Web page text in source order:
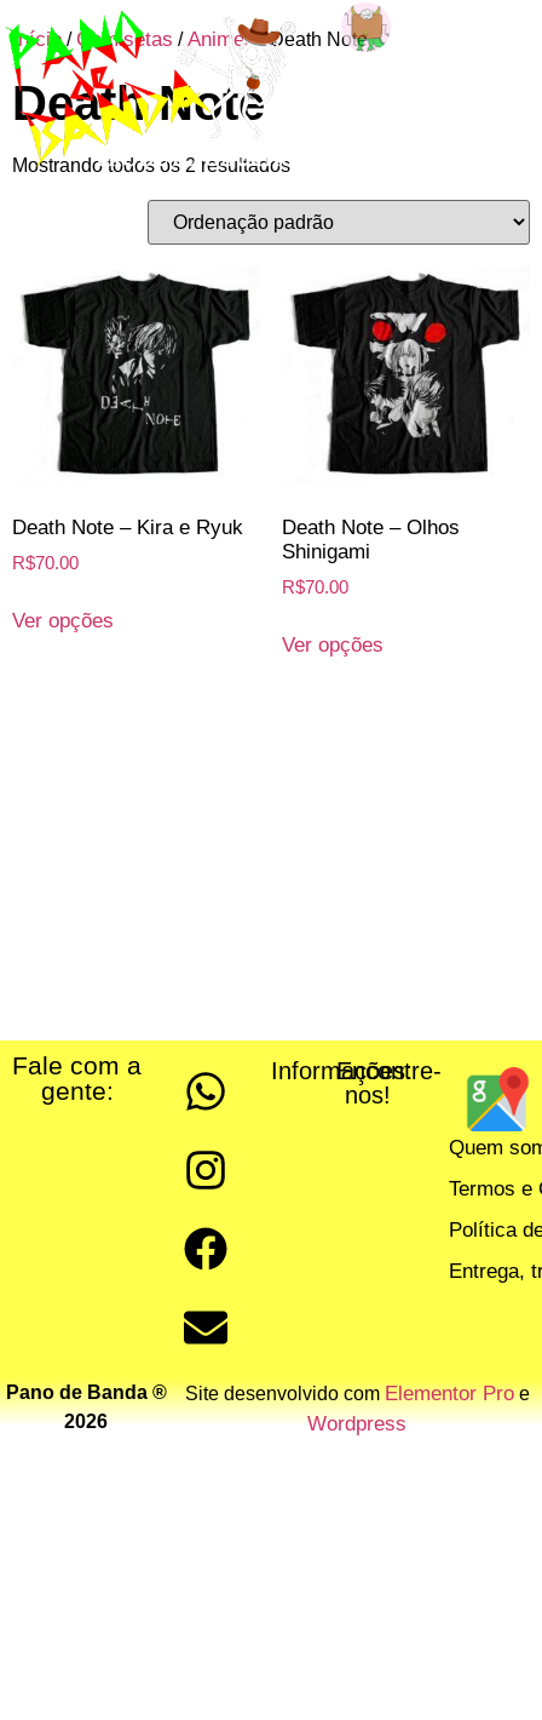
Início/ Camisetas /Animes/ Death Note
Death Note
Mostrando todos os 2 resultados
Death Note – Kira e Ryuk
R$70.00
Ver opções
Death Note – Olhos
Shinigami
R$70.00
Ver opções
Fale com a
gente:
Informações:
Encontre-
nos!
Quem
Termos e
Política
Entrega,
Pano de Banda ®
2026
Site desenvolvido comElementor Proe
Wordpress